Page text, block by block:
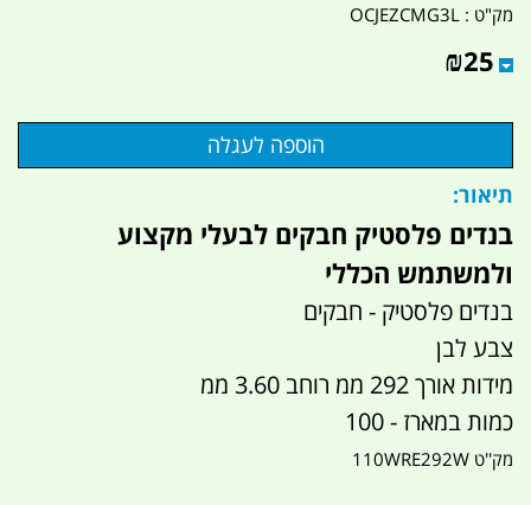
מק"ט : OCJEZCMG3L
₪25
תיאור:
בנדים פלסטיק חבקים לבעלי מקצוע
ולמשתמש הכללי
בנדים פלסטיק - חבקים
צבע לבן
מידות אורך 292 ממ רוחב 3.60 ממ
כמות במארז - 100
מק''ט 110WRE292W